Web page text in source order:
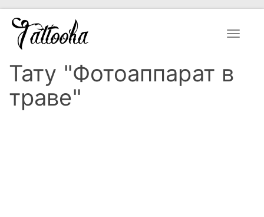
Toggle
Тату "Фотоаппарат в
траве"